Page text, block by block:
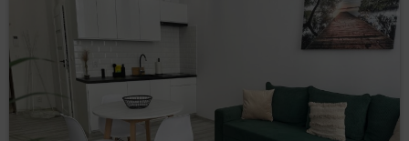
do sprostowania (art. 16 RODO)
– żądania
sprostowania dotyczących jej danych
osobowych, które są nieprawidłowe, lub
uzupełnienia niekompletnych danych;
do usunięcia danych (art. 17 RODO)
– żądania
usunięcia jej danych osobowych, jeżeli
Administrator danych nie ma już podstawy